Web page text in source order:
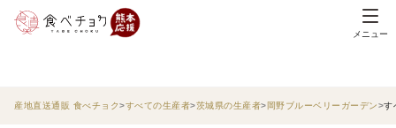
メニュー
産地直送通販 食べチョク すべての生産者 茨城県の生産者 岡野ブルーベリーガーデン す